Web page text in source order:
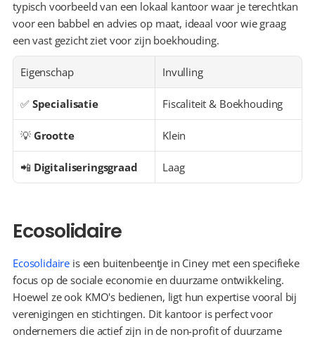
typisch voorbeeld van een lokaal kantoor waar je terechtkan
voor een babbel en advies op maat, ideaal voor wie graag
een vast gezicht ziet voor zijn boekhouding.
Eigenschap Invulling
✅ Specialisatie Fiscaliteit & Boekhouding
💡 Grootte Klein
📲 Digitaliseringsgraad Laag
Ecosolidaire
Ecosolidaire is een buitenbeentje in Ciney met een specifieke
focus op de sociale economie en duurzame ontwikkeling.
Hoewel ze ook KMO's bedienen, ligt hun expertise vooral bij
verenigingen en stichtingen. Dit kantoor is perfect voor
ondernemers die actief zijn in de non-profit of duurzame